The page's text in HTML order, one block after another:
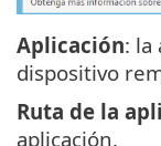
Aplicación: la
dispositivo
Ruta de la
aplicación.